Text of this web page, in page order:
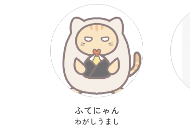
ふてにゃん
わがしうまし